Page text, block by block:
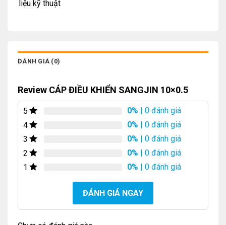
liệu kỹ thuật
ĐÁNH GIÁ (0)
Review CÁP ĐIỀU KHIỂN SANGJIN 10×0.5
5 0% | 0 đánh giá
4
0% | 0 đánh giá
3
0% | 0 đánh giá
2
0% | 0 đánh giá
1
0% | 0 đánh giá
ĐÁNH GIÁ NGAY